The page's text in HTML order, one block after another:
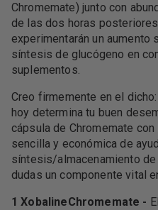
Chromemate) junto con
de las dos horas
experimentarán un aumento
síntesis de glucógeno en
suplementos.
Creo firmemente en el
hoy determina tu buen
cápsula de Chromemate
sencilla y económica de
síntesis/almacenamiento
dudas un componente vital
1 XobalineChromemate -